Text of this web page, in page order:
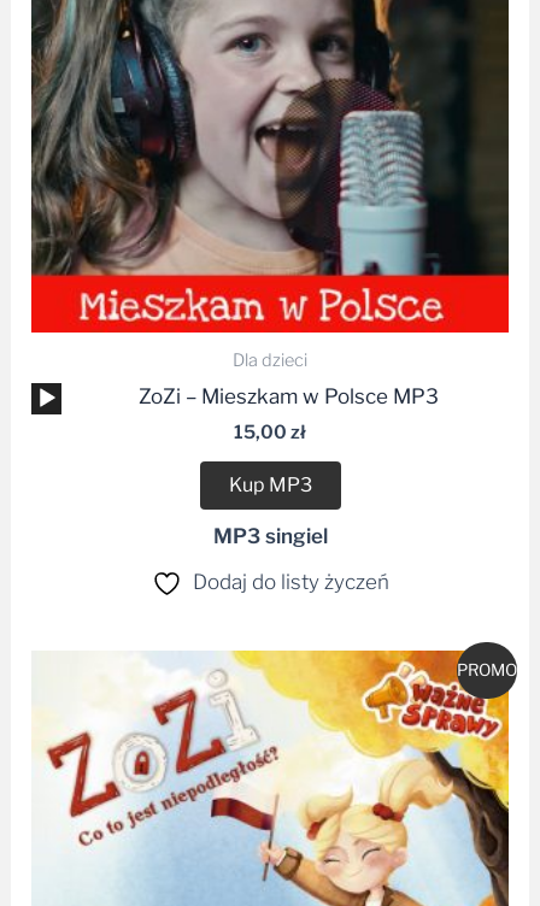
Dla dzieci
Odtwarzacz
plików
ZoZi – Mieszkam w Polsce MP3
15,00 zł
Kup MP3
MP3 singiel
Dodaj do listy życzeń
PROMO
cena
wynosiła:
21,99 zł.
Aktualna
cena
wynosi:
19,99 zł.